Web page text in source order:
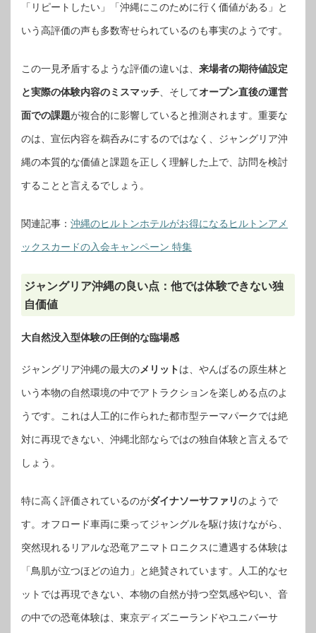
「リピートしたい」「沖縄にこのために行く価値がある」と
いう高評価の声も多数寄せられているのも事実のようです。
この一見矛盾するような評価の違いは、 来場者の期待値設定
と実際の体験内容のミスマッチ 、そしてオープン直後の運営
面での課題が複合的に影響していると推測されます。重要な
のは、宣伝内容を鵜呑みにするのではなく、ジャングリア沖
縄の本質的な価値と課題を正しく理解した上で、訪問を検討
することと言えるでしょう。
関連記事： 沖縄のヒルトンホテルがお得になるヒルトンアメ
ックスカードの入会キャンペーン 特集
ジャングリア沖縄の良い点：他では体験できない独
自価値
大自然没入型体験の圧倒的な臨場感
ジャングリア沖縄の最大のメリットは、やんばるの原生林と
いう本物の自然環境の中でアトラクションを楽しめる点のよ
うです。これは人工的に作られた都市型テーマパークでは絶
対に再現できない、沖縄北部ならではの独自体験と言えるで
しょう。
特に高く評価されているのがダイナソーサファリのようで
す。オフロード車両に乗ってジャングルを駆け抜けながら、
突然現れるリアルな恐竜アニマトロニクスに遭遇する体験は
「鳥肌が立つほどの迫力」と絶賛されています。人工的なセ
ットでは再現できない、本物の自然が持つ空気感や匂い、音
の中での恐竜体験は、東京ディズニーランドやユニバーサ